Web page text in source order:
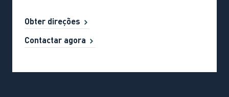
Obter direções
Contactar agora